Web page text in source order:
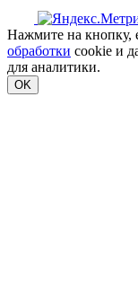
Нажмите на кнопку,
обработки cookie и
для аналитики.
OK